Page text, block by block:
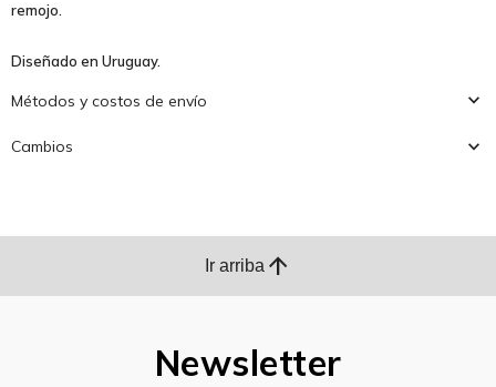
remojo.
Diseñado en Uruguay.
Métodos y costos de envío
Cambios
Ir arriba arrow_upward
Newsletter